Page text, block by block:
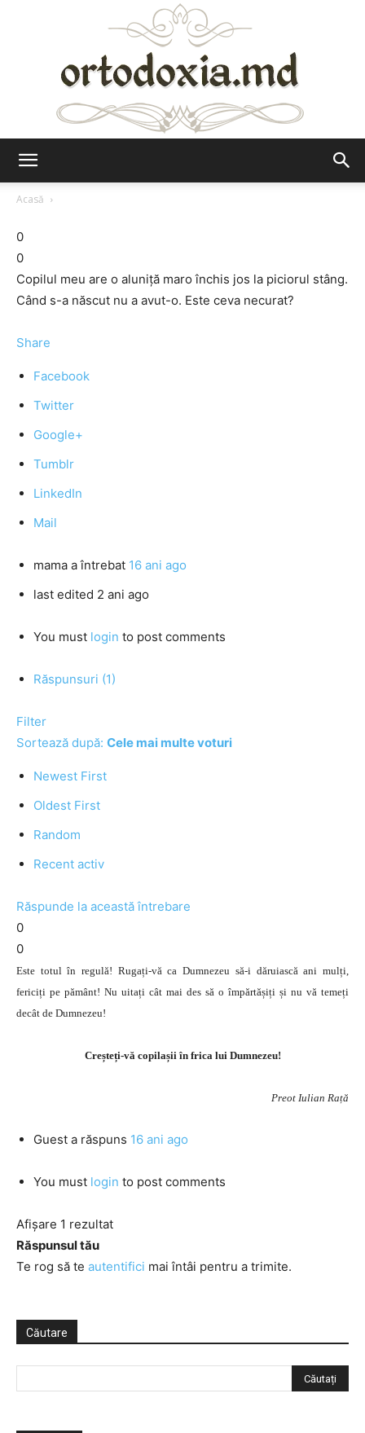
Acasă
0
0
Copilul meu are o aluniță maro închis jos la piciorul stâng.
Când s-a născut nu a avut-o. Este ceva necurat?
Share
Facebook
Twitter
Google+
Tumblr
LinkedIn
Mail
mama a întrebat 16 ani ago
last edited 2 ani ago
You must login to post comments
Răspunsuri (1)
Filter
Sortează după: Cele mai multe voturi
Newest First
Oldest First
Random
Recent activ
Răspunde la această întrebare
0
0
Este totul în regulă! Rugați-vă ca Dumnezeu să-i dăruiască ani mulți,
fericiți pe pământ! Nu uitați cât mai des să o împărtășiți și nu vă temeți
decât de Dumnezeu!
Creșteți-vă copilașii în frica lui Dumnezeu!
Preot Iulian Rață
Guest a răspuns 16 ani ago
You must login to post comments
Afișare 1 rezultat
Răspunsul tău
Te rog să te autentifici mai întâi pentru a trimite.
Căutare